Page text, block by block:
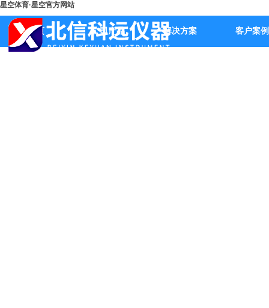
星空体育·星空官方网站
首页 公司产品 解决方案 客户案例